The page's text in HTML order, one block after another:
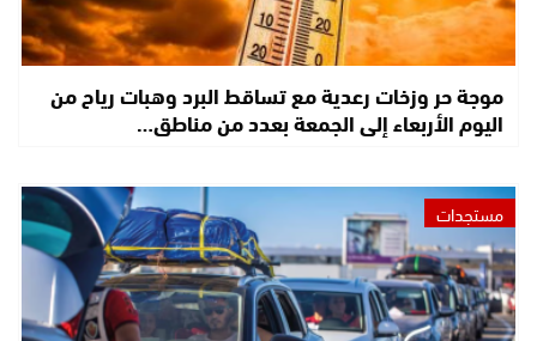
موجة حر وزخات رعدية مع تساقط البرد وهبات رياح من
اليوم الأربعاء إلى الجمعة بعدد من مناطق…
مستجدات